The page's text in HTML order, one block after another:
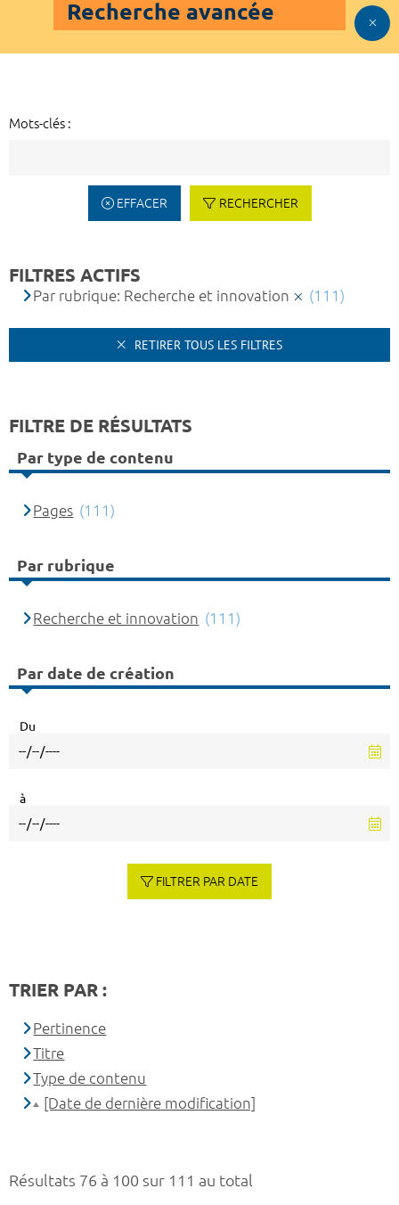
Recherche avancée
Mots-clés :
EFFACER RECHERCHER
Résultats 76 à 100 sur 111 au total
FILTRES ACTIFS
Par rubrique: Recherche et innovation (111)
RETIRER TOUS LES FILTRES
FILTRE DE RÉSULTATS
Par type de contenu
Pages (111)
Par rubrique
Recherche et innovation (111)
Par date de création
Du
à
FILTRER PAR DATE
TRIER PAR :
Pertinence
Titre
Type de contenu
[Date de dernière modification]